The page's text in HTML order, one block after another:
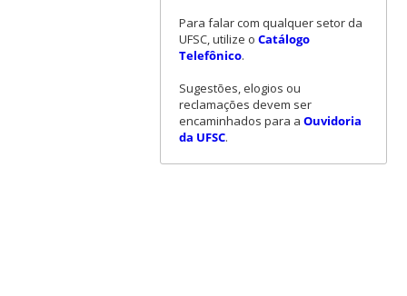
Para falar com qualquer setor da
UFSC, utilize o Catálogo
Telefônico.
Sugestões, elogios ou
reclamações devem ser
encaminhados para a Ouvidoria
da UFSC.